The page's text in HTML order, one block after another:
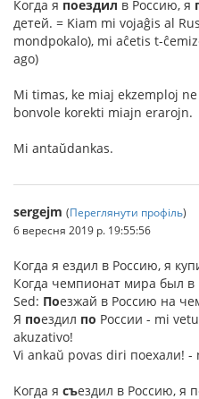
Когда я поездил в Россию, я
детей. = Kiam mi vojaĝis al
mondpokalo), mi aĉetis t-
ago)
Mi timas, ke miaj ekzemploj
bonvole korekti miajn erarojn.
Mi antaŭdankas.
sergejm (Переглянути профіль)
6 вересня 2019 р. 19:55:56
Когда я ездил в Россию, я
Когда чемпионат мира был в
Sed: Поезжай в Россию на
Я поездил по России - mi
akuzativo!
Vi ankaŭ povas diri поехали! -
Kогда я съездил в Россию, я